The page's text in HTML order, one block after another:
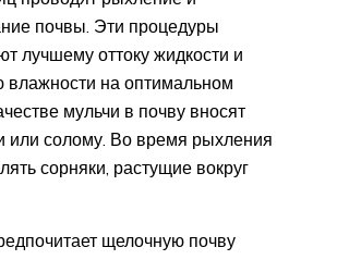
почвы. Эти процедуры
лучшему оттоку жидкости и
влажности на оптимальном
мульчи в почву вносят
или солому. Во время рыхления
сорняки, растущие вокруг
щелочную почву